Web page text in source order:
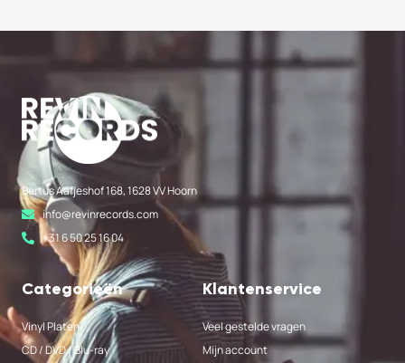
Bertus Aafjeshof 168, 1628 VV Hoorn
info@revinrecords.com
+31 6 50 25 16 04
Categorieën
Vinyl Platen
CD / DVD / Blu-ray
Klantenservice
Veel gestelde vragen
Mijn account